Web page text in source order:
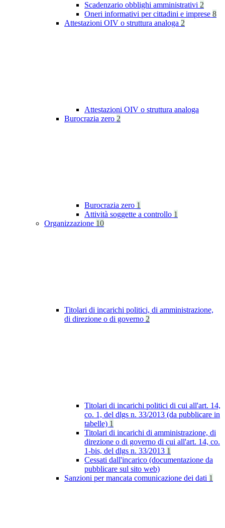
Scadenzario obblighi amministrativi 2
Oneri informativi per cittadini e imprese 8
Attestazioni OIV o struttura analoga 2
Attestazioni OIV o struttura analoga
Burocrazia zero 2
Burocrazia zero 1
Attività soggette a controllo 1
Organizzazione 10
Titolari di incarichi politici, di amministrazione,
di direzione o di governo 2
Titolari di incarichi politici di cui all'art. 14,
co. 1, del dlgs n. 33/2013 (da pubblicare in
tabelle) 1
Titolari di incarichi di amministrazione, di
direzione o di governo di cui all'art. 14, co.
1-bis, del dlgs n. 33/2013 1
Cessati dall'incarico (documentazione da
pubblicare sul sito web)
Sanzioni per mancata comunicazione dei dati 1